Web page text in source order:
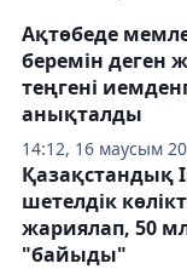
14:12, 16 маусым
Ақтөбеде
беремін деген
теңгені
анықталды
Қазақстандық
шетелдік
жариялап, 50
"байыды"